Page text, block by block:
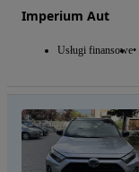
Imperium Aut
Usługi finansowe